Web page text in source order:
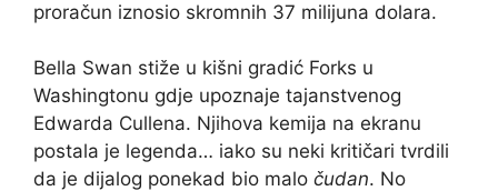
proračun iznosio skromnih 37 milijuna dolara.
Bella Swan stiže u kišni gradić Forks u
Washingtonu gdje upoznaje tajanstvenog
Edwarda Cullena. Njihova kemija na ekranu
postala je legenda… iako su neki kritičari tvrdili
da je dijalog ponekad bio malo čudan. No